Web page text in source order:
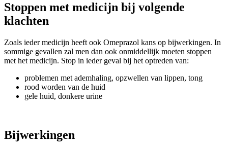
Stoppen met medicijn bij volgende
klachten
Zoals ieder medicijn heeft ook Omeprazol kans op bijwerkingen. In
sommige gevallen zal men dan ook onmiddellijk moeten stoppen
met het medicijn. Stop in ieder geval bij het optreden van:
problemen met ademhaling, opzwellen van lippen, tong
rood worden van de huid
gele huid, donkere urine
Bijwerkingen